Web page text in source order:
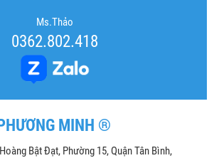
Ms.Thảo
0362.802.418
MINH ®
Bật Đạt, Phường 15, Quận Tân Bình,